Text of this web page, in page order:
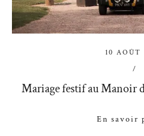
10 AOÛT
/
Mariage festif au Manoir
En savoir